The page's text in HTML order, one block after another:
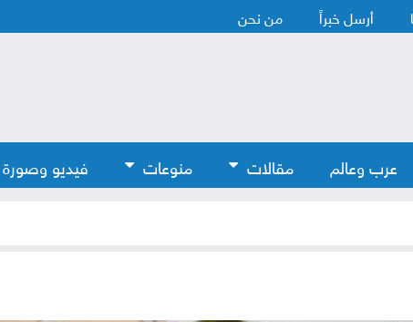
أرسل خبراً من نحن
عرب وعالم مقالات منوعات فيديو وصورة